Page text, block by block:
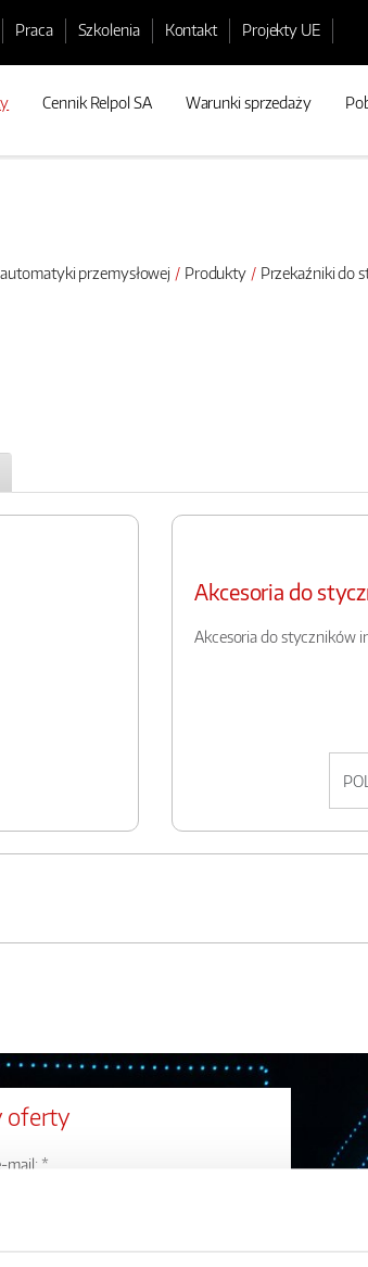
Praca Szkolenia Kontakt Projekty UE
Cennik Relpol SA Warunki sprzedaży
przemysłowej Produkty Przekaźniki do
Akcesoria do
Akcesoria do styczników
oferty
mail: *